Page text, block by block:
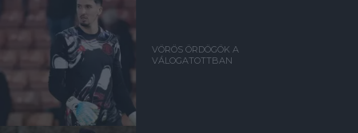
VÖRÖS ÖRDÖGÖK A
VÁLOGATOTTBAN